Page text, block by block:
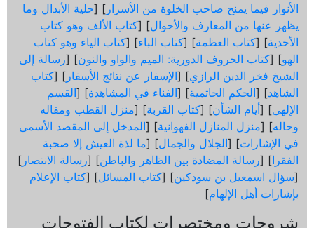
الأنوار فيما يمنح صاحب الخلوة من الأسرار ] [حلية الأبدال وما
يظهر عنها من المعارف والأحوال] [كتاب الألف وهو كتاب
الأحدية] [كتاب العظمة] [كتاب الباء] [كتاب الياء وهو كتاب
الهو] [كتاب الحروف الدورية: الميم والواو والنون] [رسالة إلى
الشيخ فخر الدين الرازي] [الإسفار عن نتائج الأسفار ] [كتاب
الشاهد] [الحكم الحاتمية] [الفناء في المشاهدة] [القسم
الإلهي] [أيام الشأن] [كتاب القربة] [منزل القطب ومقاله
وحاله] [منزل المنازل الفهوانية] [المدخل إلى المقصد الأسمى
في الإشارات] [الجلال والجمال] [ما لذة العيش إلا صحبة
الفقرا] [رسالة المضادة بين الظاهر والباطن] [رسالة الانتصار ]
[سؤال اسمعيل بن سودكين] [كتاب المسائل] [كتاب الإعلام
بإشارات أهل الإلهام]
شروحات ومختصرات لكتاب الفتوحات